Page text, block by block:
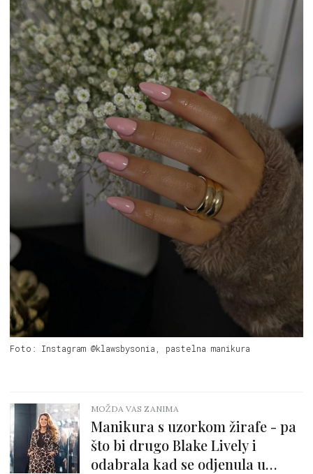
Foto: Instagram @klawsbysonia, pastelna manikura
MOŽDA VAS ZANIMA
Manikura s uzorkom žirafe - pa
što bi drugo Blake Lively i
odabrala kad se odjenula u